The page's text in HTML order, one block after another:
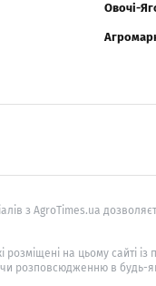
Овочі-
з AgroTimes.ua
розміщені на цьому сайті
розповсюдженню в будь-